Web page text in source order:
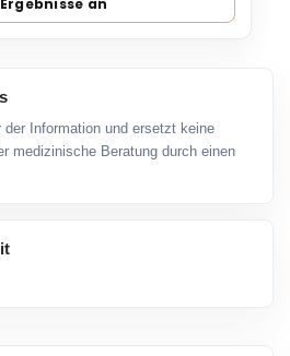
Ergebnisse an
der Information und ersetzt keine
medizinische Beratung durch einen